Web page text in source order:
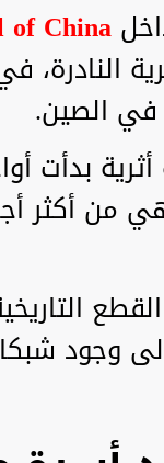
China
النادرة،
في الصين.
من أكثر
وجود